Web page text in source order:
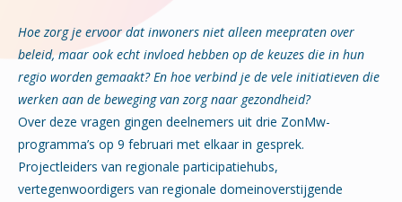
Hoe zorg je ervoor dat inwoners niet alleen meepraten over
beleid, maar ook echt invloed hebben op de keuzes die in hun
regio worden gemaakt? En hoe verbind je de vele initiatieven die
werken aan de beweging van zorg naar gezondheid?
Over deze vragen gingen deelnemers uit drie ZonMw-
programma’s op 9 februari met elkaar in gesprek.
Projectleiders van regionale participatiehubs,
vertegenwoordigers van regionale domeinoverstijgende